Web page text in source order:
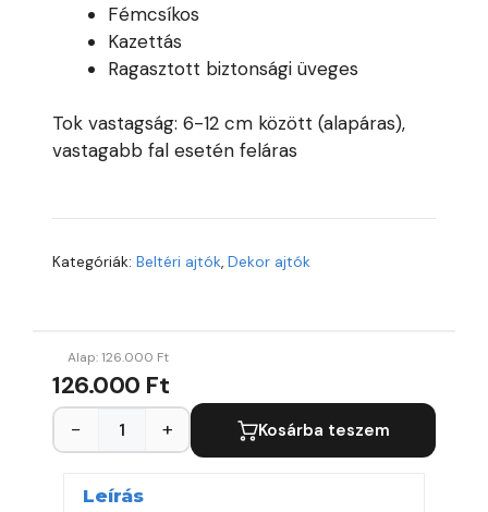
Fémcsíkos
Kazettás
Ragasztott biztonsági üveges
Tok vastagság: 6-12 cm között (alapáras),
vastagabb fal esetén feláras
Kategóriák: Beltéri ajtók, Dekor ajtók
Alap:126.000 Ft
126.000 Ft
− + Kosárba teszem
Leírás